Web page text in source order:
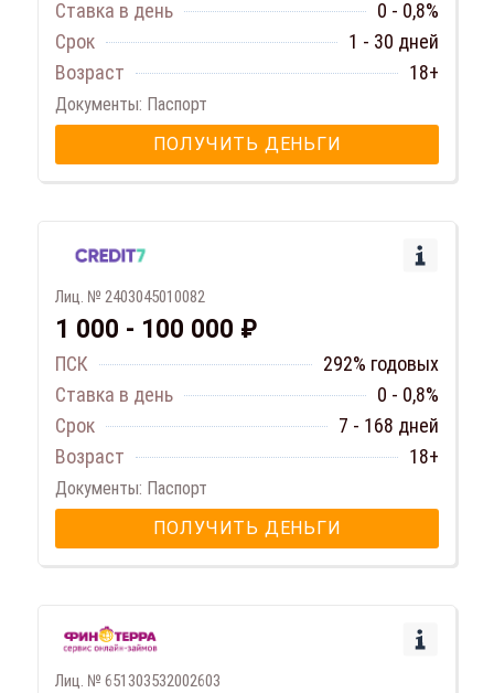
Ставка в день
0 - 0,8%
Срок
1 - 30 дней
Возраст
18+
Документы: Паспорт
ПОЛУЧИТЬ ДЕНЬГИ
Лиц. № 2403045010082
1 000 - 100 000 ₽
ПСК
292% годовых
Ставка в день
0 - 0,8%
Срок
7 - 168 дней
Возраст
18+
Документы: Паспорт
ПОЛУЧИТЬ ДЕНЬГИ
Лиц. № 651303532002603